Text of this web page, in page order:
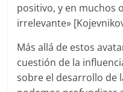
positivo, y en muchos
irrelevante»
Más allá de estos
cuestión de la
sobre el desarrollo de